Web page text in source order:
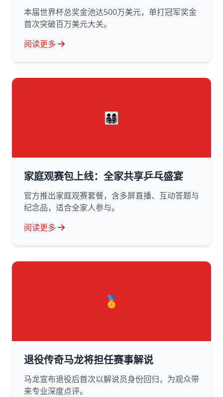
本届世界杯总奖金池达500万美元，单打冠军奖金
首次突破百万美元大关。
阅读更多
👨‍👩‍👧‍👦
家庭观赛包上线：全家共享乒乓盛宴
官方推出家庭观赛套餐，含多屏直播、互动答题与
纪念品，适合全家人参与。
阅读更多
🏅
退役传奇马龙将担任赛事解说
马龙宣布退役后首次以解说员身份回归，为观众带
来专业深度点评。